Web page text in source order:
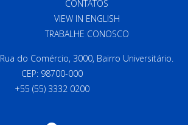
CONTATOS
VIEW IN ENGLISH
TRABALHE CONOSCO
Rua do Comércio, 3000, Bairro Universitário.
CEP: 98700-000
+55 (55) 3332 0200